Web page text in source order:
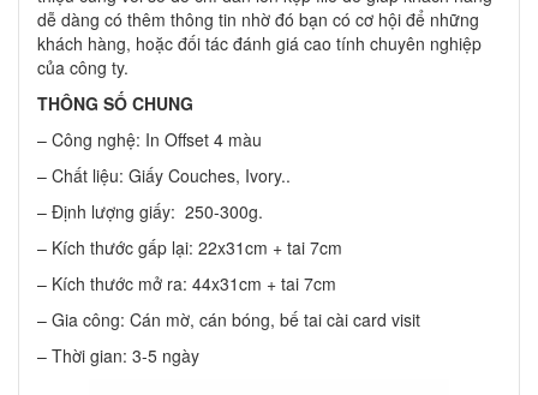
dễ dàng có thêm thông tin nhờ đó bạn có cơ hội để những
khách hàng, hoặc đối tác đánh giá cao tính chuyên nghiệp
của công ty.
THÔNG SỐ CHUNG
– Công nghệ: In Offset 4 màu
– Chất liệu: Giấy Couches, Ivory..
– Định lượng giấy: 250-300g.
– Kích thước gấp lại: 22x31cm + tai 7cm
– Kích thước mở ra: 44x31cm + tai 7cm
– Gia công: Cán mờ, cán bóng, bế tai cài card visit
– Thời gian: 3-5 ngày